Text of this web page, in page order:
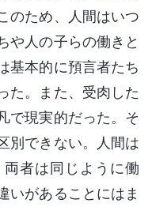
のため、人間はいつ
や人の子らの働きと
基本的に預言者たち
た。また、受肉した
で現実的だった。そ
別できない。人間は
者は同じように働
いがあることにはま